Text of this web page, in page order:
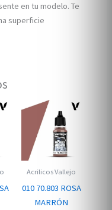
en tu modelo. Te
superficie
Acrilicos Vallejo
010 70.803 ROSA
MARRÓN